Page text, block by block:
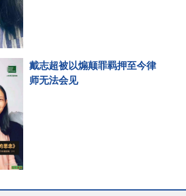
戴志超被以煽颠罪羁押至今律
师无法会见